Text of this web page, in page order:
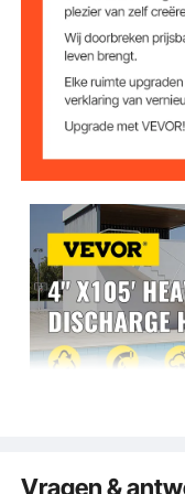
Werkdruk
Temperatuurberei
Gewicht
Vragen &